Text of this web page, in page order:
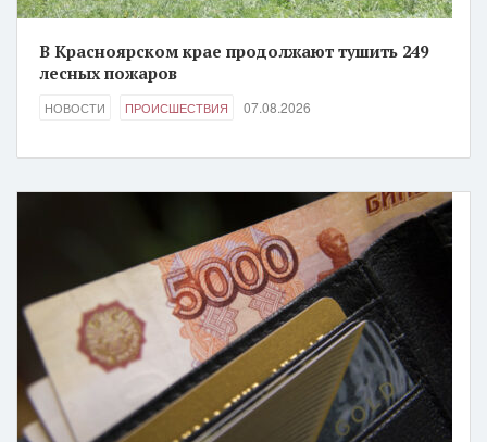
В Красноярском крае продолжают тушить 249
лесных пожаров
НОВОСТИ ПРОИСШЕСТВИЯ 07.08.2026